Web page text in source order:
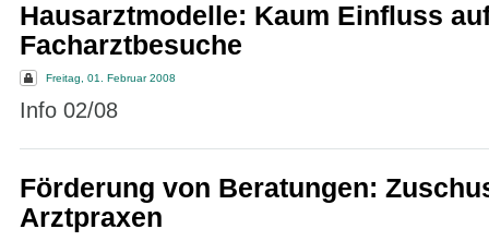
Hausarztmodelle: Kaum Einfluss
Facharztbesuche
Freitag, 01. Februar 2008
Info 02/08
Förderung von Beratungen:
Arztpraxen